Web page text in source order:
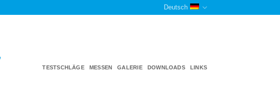
Deutsch
TESTSCHLÄGE MESSEN GALERIE DOWNLOADS LINKS